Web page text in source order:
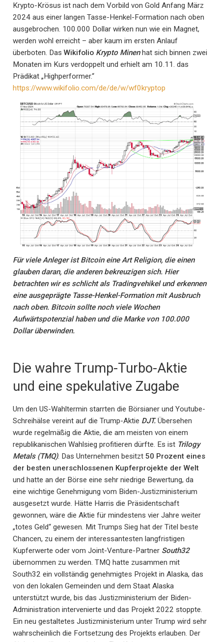
Krypto-Krösus ist nach dem Vorbild von Gold Anfang März
2024 aus einer langen Tasse-Henkel-Formation nach oben
ausgebrochen. 100.000 Dollar wirken nun wie ein Magnet,
werden wohl erreicht – aber kaum im ersten Anlauf
überboten. Das Wikifolio Krypto Minenhat sich binnen zwei
Monaten im Kurs verdoppelt und erhielt am 10.11. das
Prädikat „Highperformer.“
https://www.wikifolio.com/de/de/w/wf0kryptop
Für viele Anleger ist Bitcoin eine Art Religion, die einen
glauben daran, die anderen bekreuzigen sich. Hier
betrachten wir es schlicht als Tradingvehikel und erkennen
eine ausgeprägte Tasse-Henkel-Formation mit Ausbruch
nach oben. Bitcoin sollte noch viele Wochen
Aufwärtspotenzial haben und die Marke von 100.000
Dollar überwinden.
Die wahre Trump-Turbo-Aktie
und eine spekulative Zugabe
Um den US-Wahltermin starrten die Börsianer und Youtube-
Schreihälse vereint auf die Trump-Aktie DJT.Übersehen
wurde regelmäßig die Aktie, die am meisten von einem
republikanischen Wahlsieg profitieren dürfte. Es ist Trilogy
Metals (TMQ). Das Unternehmen besitzt 50 Prozent eines
der besten unerschlossenen Kupferprojekte der Welt
und hatte an der Börse eine sehr niedrige Bewertung, da
eine wichtige Genehmigung vom Biden-Justizministerium
ausgesetzt wurde. Hätte Harris die Präsidentschaft
gewonnen, wäre die Aktie für mindestens vier Jahre weiter
„totes Geld“ gewesen. Mit Trumps Sieg hat der Titel beste
Chancen, zu einem der interessantesten langfristigen
Kupferwerte oder vom Joint-Venture-Partner South32
übernommen zu werden. TMQ hatte zusammen mit
South32 ein vollständig genehmigtes Projekt in Alaska, das
von den lokalen Gemeinden und dem Staat Alaska
unterstützt wurde, bis das Justizministerium der Biden-
Administration intervenierte und das Projekt 2022 stoppte.
Ein neu gestaltetes Justizministerium unter Trump wird sehr
wahrscheinlich die Fortsetzung des Projekts erlauben. Der